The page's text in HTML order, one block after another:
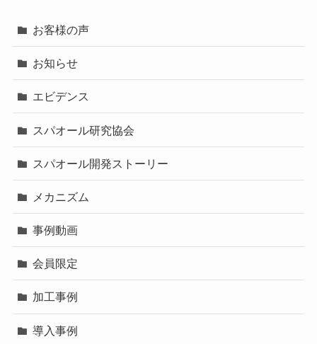
お客様の声
お知らせ
エビデンス
スパオール研究協会
スパオール開発ストーリー
メカニズム
事例動画
会員限定
加工事例
導入事例